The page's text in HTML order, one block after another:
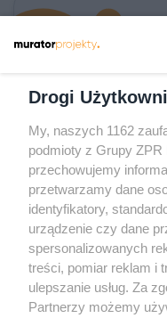
Przejdź
Projekty budynków
Drogi
My, naszych 1162
podmioty z Grupy
przechowujemy
przetwarzamy dane
identyfikatory,
urządzenie czy dane
spersonalizowanych
treści, pomiar reklam i
ulepszanie usług. Za
Partnerzy możemy